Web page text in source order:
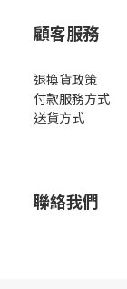
顧客服務
退換貨政策
付款服務方式
送貨方式
聯絡我們